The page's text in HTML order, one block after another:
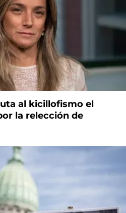
al kicillofismo el
la relección de